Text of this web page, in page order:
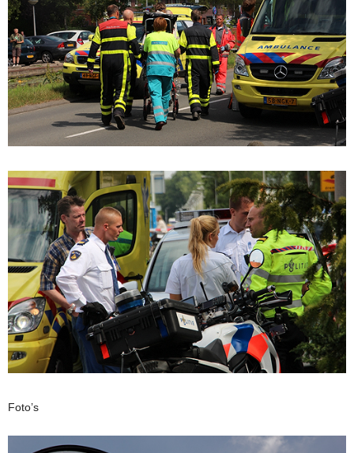
Foto’s